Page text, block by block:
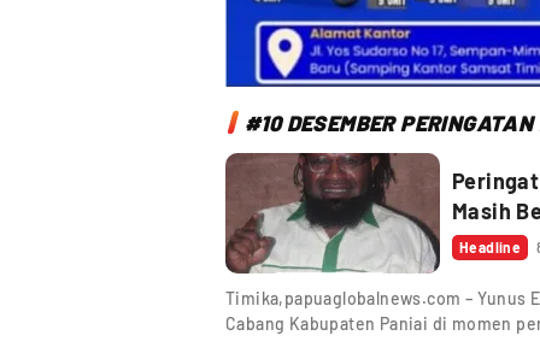
#10 DESEMBER
Masih
Headline
Timika,papuaglobalnews.com – Yunus
Cabang Kabupaten Paniai di momen